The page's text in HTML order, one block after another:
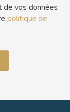
de vos données
politique de